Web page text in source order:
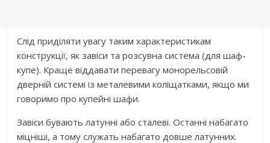
Слід приділяти увагу таким характеристикам
конструкції, як завіси та розсувна система (для шаф-
купе). Краще віддавати перевагу монорельсовій
дверній системі із металевими коліщатками, якщо ми
говоримо про купейні шафи.
Завіси бувають латунні або сталеві. Останні набагато
міцніші, а тому служать набагато довше латунних.